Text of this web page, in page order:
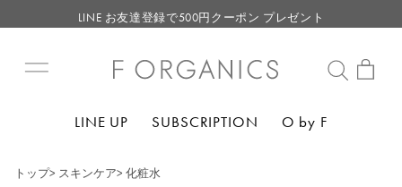
LINE お友達登録で500円クーポン プレゼント
【重要】お盆期間中のお問い合わせと商品配送に関しまして
LINE お友達登録で500円クーポン プレゼント
LINE UP SUBSCRIPTION O by F
トップ> スキンケア> 化粧水